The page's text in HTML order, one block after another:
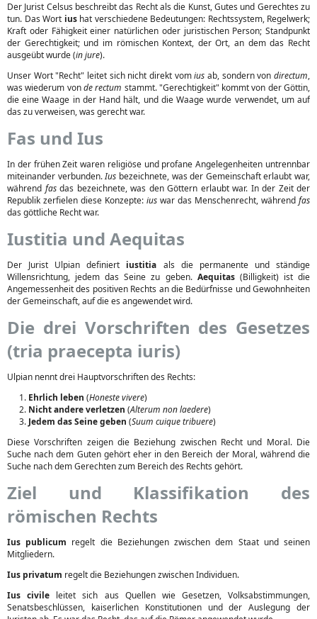
Der Jurist Celsus beschreibt das Recht als die Kunst, Gutes und Gerechtes zu
tun. Das Wort iushat verschiedene Bedeutungen: Rechtssystem, Regelwerk;
Kraft oder Fähigkeit einer natürlichen oder juristischen Person; Standpunkt
der Gerechtigkeit; und im römischen Kontext, der Ort, an dem das Recht
ausgeübt wurde (in jure).
Unser Wort "Recht" leitet sich nicht direkt vomius ab, sondern vondirectum,
was wiederum vonde rectum stammt. "Gerechtigkeit" kommt von der Göttin,
die eine Waage in der Hand hält, und die Waage wurde verwendet, um auf
das zu verweisen, was gerecht war.
Fas und Ius
In der frühen Zeit waren religiöse und profane Angelegenheiten untrennbar
miteinander verbunden.Ius bezeichnete, was der Gemeinschaft erlaubt war,
während fasdas bezeichnete, was den Göttern erlaubt war. In der Zeit der
Republik zerfielen diese Konzepte: ius war das Menschenrecht, während fas
das göttliche Recht war.
Iustitia und Aequitas
Der Jurist Ulpian definiert iustitia als die permanente und ständige
Willensrichtung, jedem das Seine zu geben. Aequitas(Billigkeit) ist die
Angemessenheit des positiven Rechts an die Bedürfnisse und Gewohnheiten
der Gemeinschaft, auf die es angewendet wird.
Die drei Vorschriften des Gesetzes
(tria praecepta iuris)
Ulpian nennt drei Hauptvorschriften des Rechts:
Ehrlich leben (Honeste vivere)
Nicht andere verletzen (Alterum non laedere)
Jedem das Seine geben (Suum cuique tribuere)
Diese Vorschriften zeigen die Beziehung zwischen Recht und Moral. Die
Suche nach dem Guten gehört eher in den Bereich der Moral, während die
Suche nach dem Gerechten zum Bereich des Rechts gehört.
Ziel und Klassifikation des
römischen Rechts
Ius publicum regelt die Beziehungen zwischen dem Staat und seinen
Mitgliedern.
Ius privatum regelt die Beziehungen zwischen Individuen.
Ius civile leitet sich aus Quellen wie Gesetzen, Volksabstimmungen,
Senatsbeschlüssen, kaiserlichen Konstitutionen und der Auslegung der